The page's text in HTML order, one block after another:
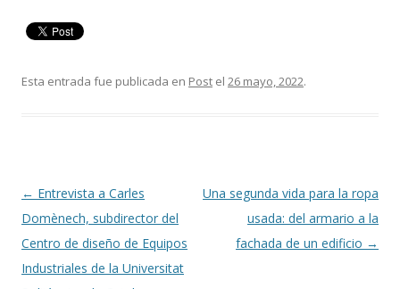
Esta entrada fue publicada en Post el 26 mayo, 2022.
Navegación
de
entradas
← Entrevista a Carles
Domènech, subdirector del
Centro de diseño de Equipos
Industriales de la Universitat
Una segunda vida para la ropa
usada: del armario a la
fachada de un edificio →